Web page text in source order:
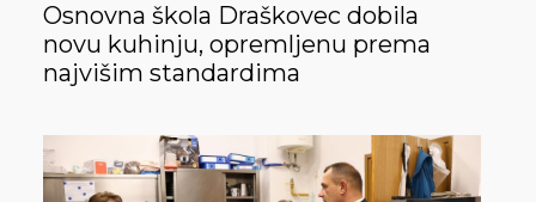
Osnovna škola Draškovec dobila
novu kuhinju, opremljenu prema
najvišim standardima